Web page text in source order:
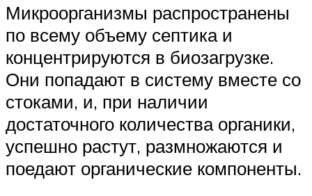
Микроорганизмы распространены
по всему объему септика и
концентрируются в биозагрузке.
Они попадают в систему вместе со
стоками, и, при наличии
достаточного количества органики,
успешно растут, размножаются и
поедают органические компоненты.